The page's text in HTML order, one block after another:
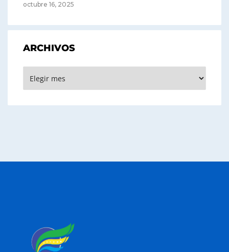
octubre 16, 2025
ARCHIVOS